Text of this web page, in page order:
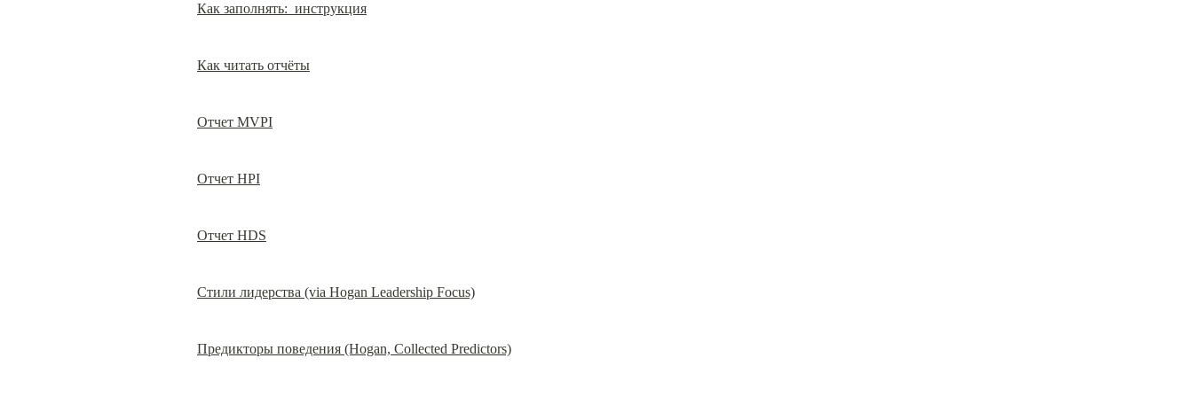
Как заполнять:  инструкция
Как читать отчёты
Отчет MVPI
Отчет HPI
Отчет HDS
Стили лидерства (via Hogan Leadership Focus)
Предикторы поведения (Hogan, Collected Predictors)